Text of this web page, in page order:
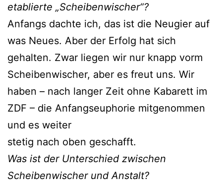
etablierte „Scheibenwischer“?
Anfangs dachte ich, das ist die Neugier auf
was Neues. Aber der Erfolg hat sich
gehalten. Zwar liegen wir nur knapp vorm
Scheibenwischer, aber es freut uns. Wir
haben – nach langer Zeit ohne Kabarett im
ZDF – die Anfangseuphorie mitgenommen
und es weiter
stetig nach oben geschafft.
Was ist der Unterschied zwischen
Scheibenwischer und Anstalt?